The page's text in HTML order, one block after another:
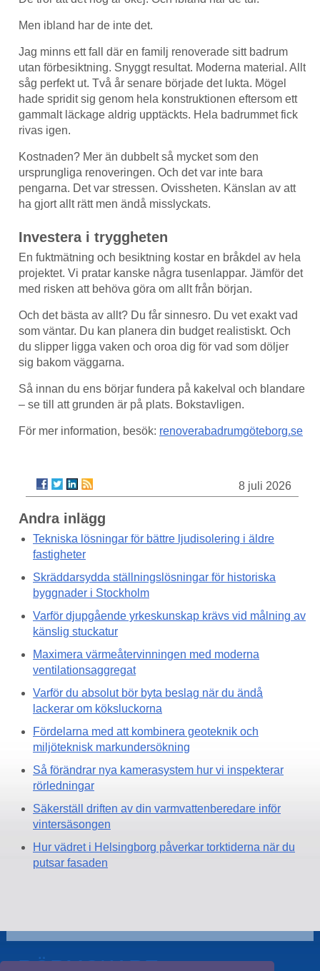
Men ibland har de inte det.
Jag minns ett fall där en familj renoverade sitt badrum
utan förbesiktning. Snyggt resultat. Moderna material. Allt
såg perfekt ut. Två år senare började det lukta. Mögel
hade spridit sig genom hela konstruktionen eftersom ett
gammalt läckage aldrig upptäckts. Hela badrummet fick
rivas igen.
Kostnaden? Mer än dubbelt så mycket som den
ursprungliga renoveringen. Och det var inte bara
pengarna. Det var stressen. Ovissheten. Känslan av att
ha gjort allt rätt men ändå misslyckats.
Investera i tryggheten
En fuktmätning och besiktning kostar en bråkdel av hela
projektet. Vi pratar kanske några tusenlappar. Jämför det
med risken att behöva göra om allt från början.
Och det bästa av allt? Du får sinnesro. Du vet exakt vad
som väntar. Du kan planera din budget realistiskt. Och
du slipper ligga vaken och oroa dig för vad som döljer
sig bakom väggarna.
Så innan du ens börjar fundera på kakelval och blandare
– se till att grunden är på plats. Bokstavligen.
För mer information, besök: renoverabadrumgöteborg.se
8 juli 2026
Andra inlägg
Tekniska lösningar för bättre ljudisolering i äldre
fastigheter
Skräddarsydda ställningslösningar för historiska
byggnader i Stockholm
Varför djupgående yrkeskunskap krävs vid målning av
känslig stuckatur
Maximera värmeåtervinningen med moderna
ventilationsaggregat
Varför du absolut bör byta beslag när du ändå
lackerar om köksluckorna
Fördelarna med att kombinera geoteknik och
miljöteknisk markundersökning
Så förändrar nya kamerasystem hur vi inspekterar
rörledningar
Säkerställ driften av din varmvattenberedare inför
vintersäsongen
Hur vädret i Helsingborg påverkar torktiderna när du
putsar fasaden